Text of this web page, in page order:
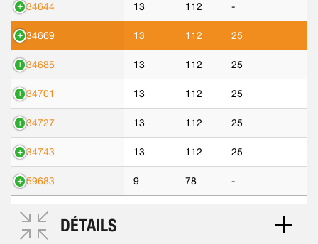
534644 13 112 -
534669 13 112 25
534685 13 112 25
534701 13 112 25
534727 13 112 25
534743 13 112 25
559683 9 78 -
DÉTAILS